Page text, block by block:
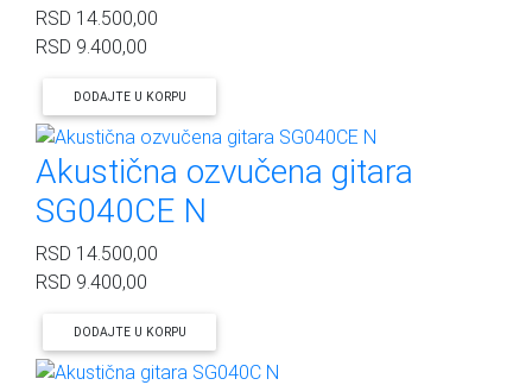
RSD 14.500,00
RSD 9.400,00
DODAJTE U KORPU
Akustična ozvučena gitara
SG040CE N
RSD 14.500,00
RSD 9.400,00
DODAJTE U KORPU